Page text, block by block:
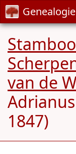
van de
1847)